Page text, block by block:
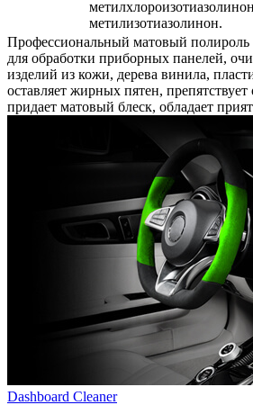
метилизотиазолинон.
Профессиональный матовый полироль
для обработки приборных панелей,
изделий из кожи, дерева винила,
оставляет жирных пятен,
придает матовый блеск, обладает
Dashboard Cleaner